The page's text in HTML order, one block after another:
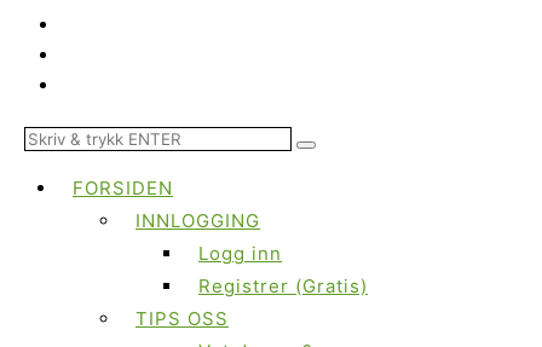
FORSIDEN
INNLOGGING
Logg inn
Registrer (Gratis)
TIPS OSS